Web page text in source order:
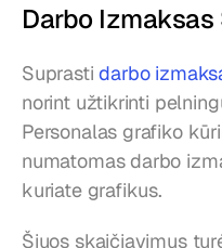
Darbo Izmaksas
Suprasti darbo
norint užtikrinti
Personalas grafiko
numatomas darbo
kuriate grafikus.
Šiuos skaičiavimus